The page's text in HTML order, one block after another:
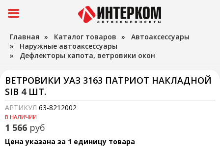
Главная » Каталог товаров » Автоаксессуары
» Наружные автоаксессуары
» Дефлекторы капота, ветровики окон
ВЕТРОВИКИ УАЗ 3163 ПАТРИОТ НАКЛАДНОЙ
SIB 4 ШТ.
АРТИКУЛ 63-8212002
В НАЛИЧИИ
1 566 руб
Цена указана за 1 единицу товара